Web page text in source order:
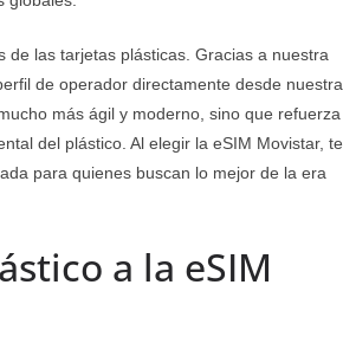
las tarjetas plásticas. Gracias a nuestra
de operador directamente desde nuestra
más ágil y moderno, sino que refuerza
del plástico. Al elegir la eSIM Movistar, te
para quienes buscan lo mejor de la era
a la eSIM